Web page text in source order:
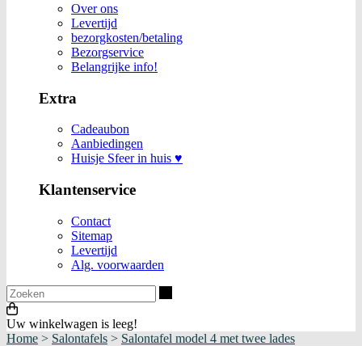
Over ons
Levertijd
bezorgkosten/betaling
Bezorgservice
Belangrijke info!
Extra
Cadeaubon
Aanbiedingen
Huisje Sfeer in huis ♥
Klantenservice
Contact
Sitemap
Levertijd
Alg. voorwaarden
Uw winkelwagen is leeg!
Home > Salontafels > Salontafel model 4 met twee lades